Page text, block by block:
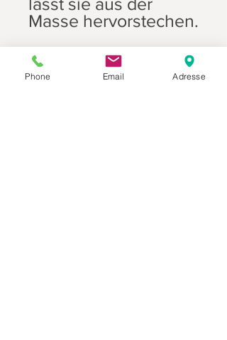
Masse hervorstechen.
Mit einer Auswahl von
21 Farben bietet ITO
Phone Email Adresse